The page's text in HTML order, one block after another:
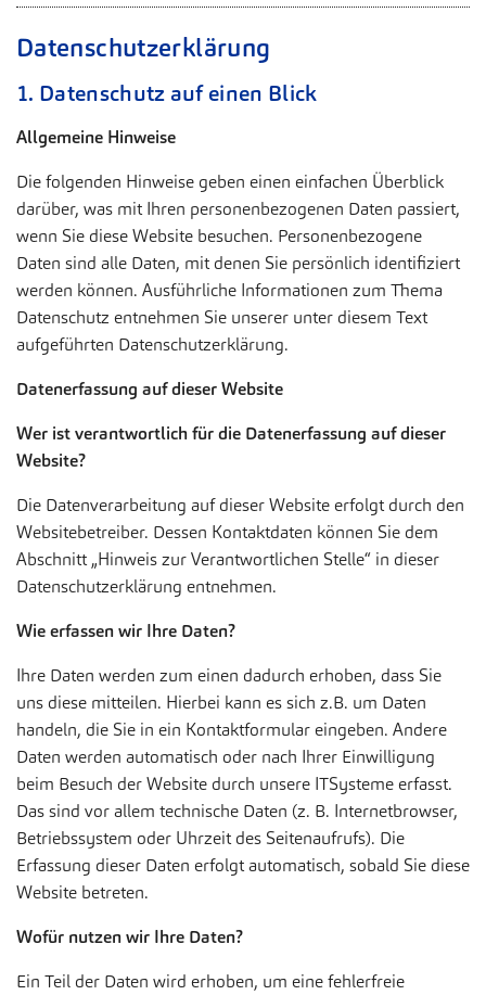
Zweck
Cookie von TYPO3. Es speichert im Falle
kann der eingeloggte Benutzer
Zugang zu geschützten Bereichen
gewährt.
Zweck
Speichert die ID des Besuchers zur
Authentifizierung des Widgets
Informationen helfen uns zu verstehen, wie unsere
Cookie von Matomo für Website-
Analysen. Erzeugt statistische Daten
darüber, wie der Besucher die Website
nutzt.
Externe Inhalte
Ihnen zusätzliche Informationen anzubieten.
Datenschutzerklärung
1. Datenschutz auf einen Blick
Allgemeine Hinweise
Die folgenden Hinweise geben einen einfachen Überblick
darüber, was mit Ihren personenbezogenen Daten passiert,
wenn Sie diese Website besuchen. Personenbezogene
Daten sind alle Daten, mit denen Sie persönlich identifiziert
werden können. Ausführliche Informationen zum Thema
Datenschutz entnehmen Sie unserer unter diesem Text
aufgeführten Datenschutzerklärung.
Datenerfassung auf dieser Website
Wer ist verantwortlich für die Datenerfassung auf dieser
Website?
Die Datenverarbeitung auf dieser Website erfolgt durch den
Websitebetreiber. Dessen Kontaktdaten können Sie dem
Abschnitt „Hinweis zur Verantwortlichen Stelle“ in dieser
Datenschutzerklärung entnehmen.
Wie erfassen wir Ihre Daten?
Ihre Daten werden zum einen dadurch erhoben, dass Sie
uns diese mitteilen. Hierbei kann es sich z.B. um Daten
handeln, die Sie in ein Kontaktformular eingeben. Andere
Daten werden automatisch oder nach Ihrer Einwilligung
beim Besuch der Website durch unsere ITSysteme erfasst.
Das sind vor allem technische Daten (z. B. Internetbrowser,
Betriebssystem oder Uhrzeit des Seitenaufrufs). Die
Erfassung dieser Daten erfolgt automatisch, sobald Sie diese
Website betreten.
Wofür nutzen wir Ihre Daten?
Ein Teil der Daten wird erhoben, um eine fehlerfreie